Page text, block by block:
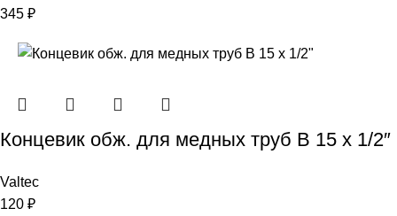
345 ₽
Концевик обж. для медных труб В 15 х 1/2″
Valtec
120 ₽